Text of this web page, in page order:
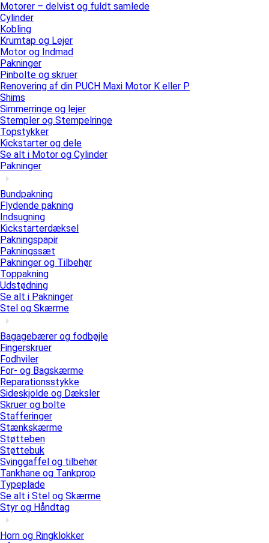
Motorer – delvist og fuldt samlede
Cylinder
Kobling
Krumtap og Lejer
Motor og Indmad
Pakninger
Pinbolte og skruer
Renovering af din PUCH Maxi Motor K eller P
Shims
Simmerringe og lejer
Stempler og Stempelringe
Topstykker
Kickstarter og dele
Se alt i Motor og Cylinder
Pakninger
Bundpakning
Flydende pakning
Indsugning
Kickstarterdæksel
Pakningspapir
Pakningssæt
Pakninger og Tilbehør
Toppakning
Udstødning
Se alt i Pakninger
Stel og Skærme
Bagagebærer og fodbøjle
Fingerskruer
Fodhviler
For- og Bagskærme
Reparationsstykke
Sideskjolde og Dæksler
Skruer og bolte
Stafferinger
Stænkskærme
Støtteben
Støttebuk
Svinggaffel og tilbehør
Tankhane og Tankprop
Typeplade
Se alt i Stel og Skærme
Styr og Håndtag
Horn og Ringklokker